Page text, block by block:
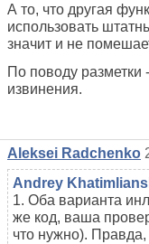
А то, что другая
использовать
значит и не
По поводу разметки
извинения.
Aleksei Radchenko
Andrey
1. Оба варианта
же код, ваша
что нужно). Правда,